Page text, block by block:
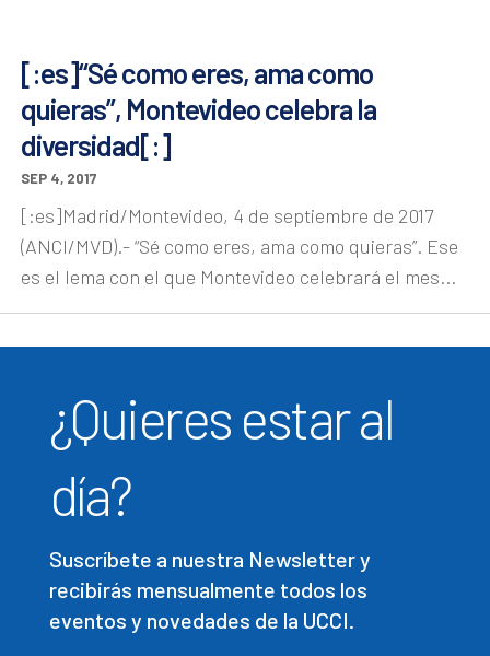
[:es]“Sé como eres, ama como
quieras”, Montevideo celebra la
diversidad[:]
SEP 4, 2017
[:es]Madrid/Montevideo, 4 de septiembre de 2017
(ANCI/MVD).- “Sé como eres, ama como quieras”. Ese
es el lema con el que Montevideo celebrará el mes...
¿Quieres estar al
día?
Suscríbete a nuestra Newsletter y
recibirás mensualmente todos los
eventos y novedades de la UCCI.